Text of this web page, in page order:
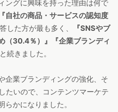
ングに興味を持った理由は何で
『自社の商品・サービスの認知度
した方が最も多く、
『SNSやブ
（30.4％）』『企業ブランディ
と続きました。
企業ブランディングの強化、そ
たいので、コンテンツマーケテ
らかになりました。